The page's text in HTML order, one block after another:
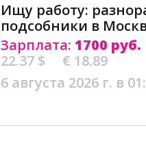
Ищу работу:
подсобники в
Зарплата: 1700 руб.
22.37 $
€ 18.89
6 августа 2026 г. в